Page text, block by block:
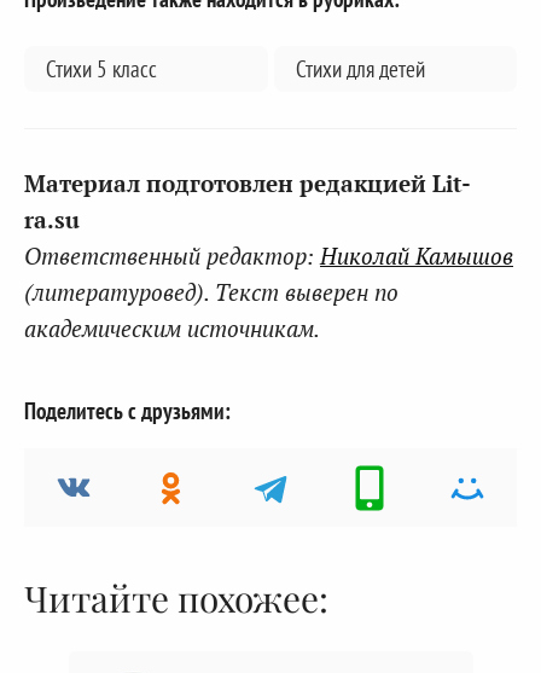
Стихи 5 класс Стихи для детей
Материал подготовлен редакцией Lit-
ra.su
Ответственный редактор: Николай Камышов
(литературовед). Текст выверен по
академическим источникам.
Поделитесь с друзьями:
Читайте похожее: